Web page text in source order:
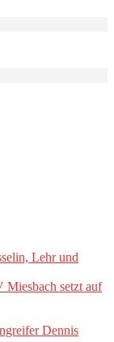
Lehr und
setzt auf
Dennis